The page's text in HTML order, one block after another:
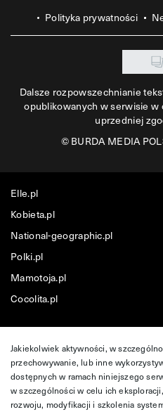
Polityka prywatności
Dalsze rozpowszechnianie
opublikowanych w serwisie w
uprzedniej
©BURDA MEDIA
Elle.pl
Kobieta.pl
National-geographic.pl
Polki.pl
Mamotoja.pl
Cocolita.pl
Jakiekolwiek aktywności, w
przechowywanie, lub inne
dostępnych w ramach niniejszego
w szczególności w celu ich
rozwoju, modyfikacji i szkolenia